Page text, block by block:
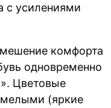
с усилениями
комфорта
одновременно
Цветовые
(яркие